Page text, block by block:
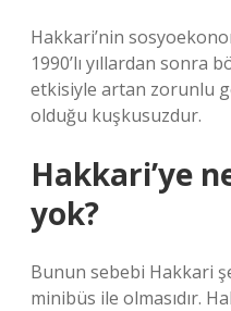
Hakkari’nin
1990’lı yıllardan sonra
etkisiyle artan zorunlu
olduğu kuşkusuzdur.
Hakkari’ye
yok?
Bunun sebebi Hakkari
minibüs ile olmasıdır.